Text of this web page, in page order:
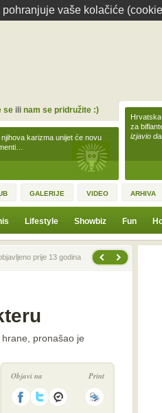
vaše kolačiće
karizma unijet će novu
seili nam se pridružite :)
za
izjavio
GALERIJE VIDEO ARHIVA
Lifestyle Showbiz Fun
prije 13 godina
pronašao je
Objavi na Print